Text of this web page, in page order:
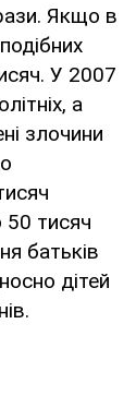
Якщо в
У 2007
а
злочини
50 тисяч
батьків
дітей